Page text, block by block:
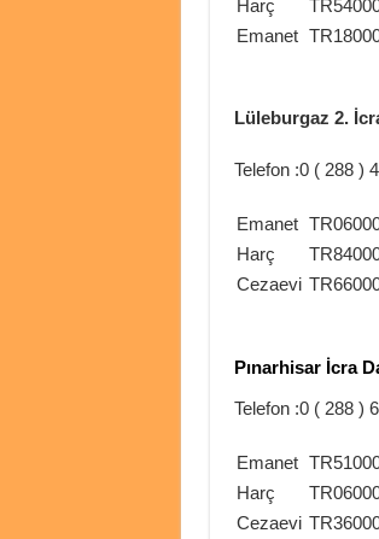
Harç
Emanet
Lüleburgaz 2.
Telefon :0 ( 288 )
Emanet
Harç
Cezaevi
Pınarhisar İcra
Telefon :0 ( 288 )
Emanet
Harç
Cezaevi